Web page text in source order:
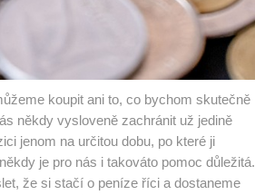
koupit ani to, co bychom skutečně
někdy vysloveně zachránit už jedině
jenom na určitou dobu, po které ji
je pro nás i takováto pomoc důležitá.
že si stačí o peníze říci a dostaneme